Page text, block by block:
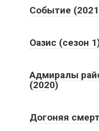
Событие
Оазис (сезон
Адмиралы
(2020)
Догоняя